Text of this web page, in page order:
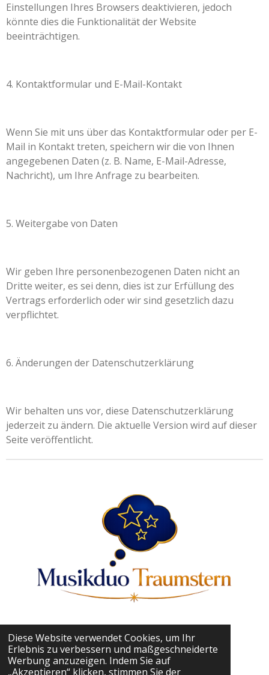
Diese Website verwendet Cookies, um Ihr
Erlebnis zu verbessern und maßgeschneiderte
Werbung anzuzeigen. Indem Sie auf
„Akzeptieren“ klicken, stimmen Sie der
Einstellungen Ihres Browsers deaktivieren, jedoch
könnte dies die Funktionalität der Website
beeinträchtigen.
4. Kontaktformular und E-Mail-Kontakt
Wenn Sie mit uns über das Kontaktformular oder per E-
Mail in Kontakt treten, speichern wir die von Ihnen
angegebenen Daten (z. B. Name, E-Mail-Adresse,
Nachricht), um Ihre Anfrage zu bearbeiten.
5. Weitergabe von Daten
Wir geben Ihre personenbezogenen Daten nicht an
Dritte weiter, es sei denn, dies ist zur Erfüllung des
Vertrags erforderlich oder wir sind gesetzlich dazu
verpflichtet.
6. Änderungen der Datenschutzerklärung
Wir behalten uns vor, diese Datenschutzerklärung
jederzeit zu ändern. Die aktuelle Version wird auf dieser
Seite veröffentlicht.
© 2024 - 2026 Musikduo Traumstern
Mit Unterstützung vonWebador